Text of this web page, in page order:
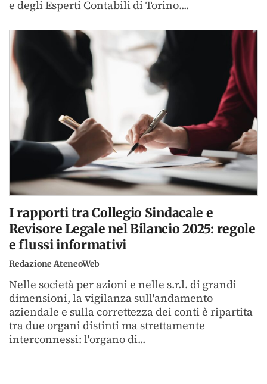
e degli Esperti Contabili di Torino....
I rapporti tra Collegio Sindacale e
Revisore Legale nel Bilancio 2025: regole
e flussi informativi
Redazione AteneoWeb
Nelle società per azioni e nelle s.r.l. di grandi
dimensioni, la vigilanza sull'andamento
aziendale e sulla correttezza dei conti è ripartita
tra due organi distinti ma strettamente
interconnessi: l'organo di...